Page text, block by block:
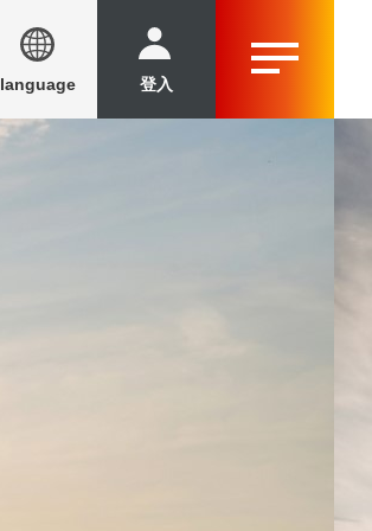
language 登入